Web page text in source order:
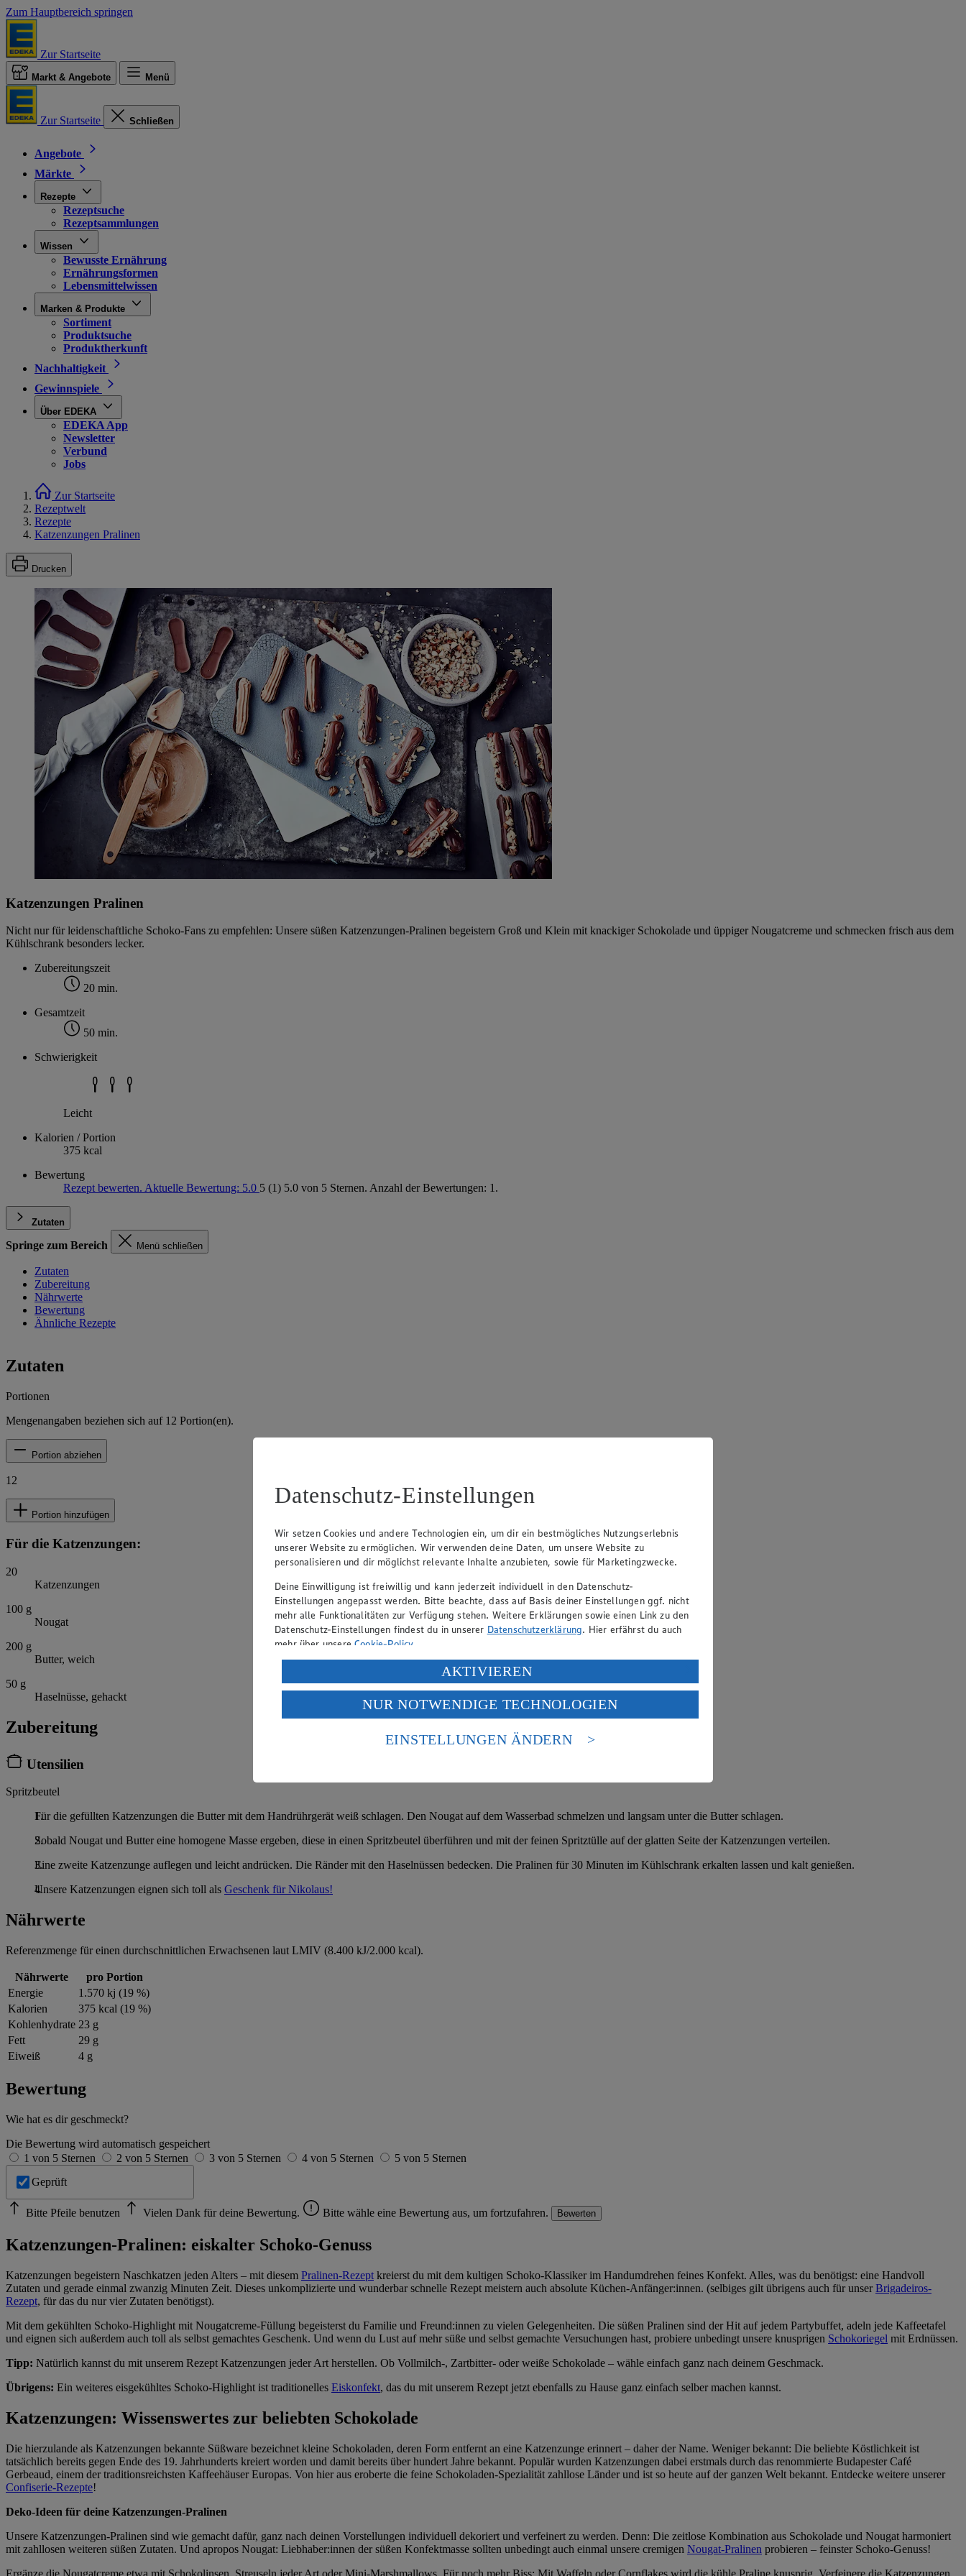
Zum Hauptbereich springen
Zur Startseite
Markt & Angebote Menü
Zur Startseite Schließen
Angebote
Märkte
Rezepte
Rezeptsuche
Rezeptsammlungen
Wissen
Bewusste Ernährung
Ernährungsformen
Lebensmittelwissen
Marken & Produkte
Sortiment
Produktsuche
Produktherkunft
Nachhaltigkeit
Gewinnspiele
Über EDEKA
EDEKA App
Newsletter
Verbund
Jobs
Zur Startseite
Rezeptwelt
Rezepte
Katzenzungen Pralinen
Drucken
Katzenzungen Pralinen
Nicht nur für leidenschaftliche Schoko-Fans zu empfehlen: Unsere süßen Katzenzungen-Pralinen begeistern Groß und Klein mit knackiger Schokolade und üppiger Nougatcreme und schmecken frisch aus dem
Kühlschrank besonders lecker.
Zubereitungszeit
20 min.
Gesamtzeit
50 min.
Schwierigkeit
Leicht
Kalorien / Portion
375 kcal
Bewertung
Rezept bewerten. Aktuelle Bewertung: 5.0 5 (1) 5.0 von 5 Sternen. Anzahl der Bewertungen: 1.
Zutaten
Springe zum Bereich Menü schließen
Zutaten
Zubereitung
Nährwerte
Bewertung
Ähnliche Rezepte
Zutaten
Portionen
Mengenangaben beziehen sich auf 12 Portion(en).
Portion abziehen
12
Portion hinzufügen
Für die Katzenzungen:
20
Katzenzungen
100 g
Nougat
200 g
Butter, weich
50 g
Haselnüsse, gehackt
Zubereitung
Utensilien
Spritzbeutel
Für die gefüllten Katzenzungen die Butter mit dem Handrührgerät weiß schlagen. Den Nougat auf dem Wasserbad schmelzen und langsam unter die Butter schlagen.
Sobald Nougat und Butter eine homogene Masse ergeben, diese in einen Spritzbeutel überführen und mit der feinen Spritztülle auf der glatten Seite der Katzenzungen verteilen.
Eine zweite Katzenzunge auflegen und leicht andrücken. Die Ränder mit den Haselnüssen bedecken. Die Pralinen für 30 Minuten im Kühlschrank erkalten lassen und kalt genießen.
Unsere Katzenzungen eignen sich toll als Geschenk für Nikolaus!
Nährwerte
Referenzmenge für einen durchschnittlichen Erwachsenen laut LMIV (8.400 kJ/2.000 kcal).
Nährwerte
pro Portion
Energie
1.570 kj (19 %)
Kalorien
375 kcal (19 %)
Kohlenhydrate 23 g
Fett
29 g
Eiweiß
4 g
Bewertung
Wie hat es dir geschmeckt?
Die Bewertung wird automatisch gespeichert
1 von 5 Sternen
2 von 5 Sternen 3 von 5 Sternen 4 von 5 Sternen
5 von 5 Sternen
Geprüft
Bitte Pfeile benutzen Vielen Dank für deine Bewertung. Bitte wähle eine Bewertung aus, um fortzufahren. Bewerten
Katzenzungen-Pralinen: eiskalter Schoko-Genuss
Katzenzungen begeistern Naschkatzen jeden Alters – mit diesem Pralinen-Rezept kreierst du mit dem kultigen Schoko-Klassiker im Handumdrehen feines Konfekt. Alles, was du benötigst: eine Handvoll
Zutaten und gerade einmal zwanzig Minuten Zeit. Dieses unkomplizierte und wunderbar schnelle Rezept meistern auch absolute Küchen-Anfänger:innen. (selbiges gilt übrigens auch für unserBrigadeiros-
Rezept, für das du nur vier Zutaten benötigst).
Mit dem gekühlten Schoko-Highlight mit Nougatcreme-Füllung begeisterst du Familie und Freund:innen zu vielen Gelegenheiten. Die süßen Pralinen sind der Hit auf jedem Partybuffet, adeln jede Kaffeetafel
und eignen sich außerdem auch toll als selbst gemachtes Geschenk. Und wenn du Lust auf mehr süße und selbst gemachte Versuchungen hast, probiere unbedingt unsere knusprigen Schokoriegel mit Erdnüssen.
Tipp: Natürlich kannst du mit unserem Rezept Katzenzungen jeder Art herstellen. Ob Vollmilch-, Zartbitter- oder weiße Schokolade – wähle einfach ganz nach deinem Geschmack.
Übrigens: Ein weiteres eisgekühltes Schoko-Highlight ist traditionelles Eiskonfekt, das du mit unserem Rezept jetzt ebenfalls zu Hause ganz einfach selber machen kannst.
Katzenzungen: Wissenswertes zur beliebten Schokolade
Die hierzulande als Katzenzungen bekannte Süßware bezeichnet kleine Schokoladen, deren Form entfernt an eine Katzenzunge erinnert – daher der Name. Weniger bekannt: Die beliebte Köstlichkeit ist
tatsächlich bereits gegen Ende des 19. Jahrhunderts kreiert worden und damit bereits über hundert Jahre bekannt. Populär wurden Katzenzungen dabei erstmals durch das renommierte Budapester Café
Gerbeaud, einem der traditionsreichsten Kaffeehäuser Europas. Von hier aus eroberte die feine Schokoladen-Spezialität zahllose Länder und ist so heute auf der ganzen Welt bekannt. Entdecke weitere unserer
Confiserie-Rezepte!
Deko-Ideen für deine Katzenzungen-Pralinen
Unsere Katzenzungen-Pralinen sind wie gemacht dafür, ganz nach deinen Vorstellungen individuell dekoriert und verfeinert zu werden. Denn: Die zeitlose Kombination aus Schokolade und Nougat harmoniert
mit zahllosen weiteren süßen Zutaten. Und apropos Nougat: Liebhaber:innen der süßen Konfektmasse sollten unbedingt auch einmal unsere cremigen Nougat-Pralinen probieren – feinster Schoko-Genuss!
Ergänze die Nougatcreme etwa mit Schokolinsen, Streuseln jeder Art oder Mini-Marshmallows. Für noch mehr Biss: Mit Waffeln oder Cornflakes wird die kühle Praline knusprig. Verfeinere die Katzenzungen
Datenschutz-Einstellungen
Wir setzen Cookies und andere Technologien ein, um dir ein bestmögliches Nutzungserlebnis
unserer Website zu ermöglichen. Wir verwenden deine Daten, um unsere Website zu
personalisieren und dir möglichst relevante Inhalte anzubieten, sowie für Marketingzwecke.
Deine Einwilligung ist freiwillig und kann jederzeit individuell in den Datenschutz-
Einstellungen angepasst werden. Bitte beachte, dass auf Basis deiner Einstellungen ggf. nicht
mehr alle Funktionalitäten zur Verfügung stehen. Weitere Erklärungen sowie einen Link zu den
Datenschutz-Einstellungen findest du in unserer Datenschutzerklärung. Hier erfährst du auch
mehr über unsereCookie-Policy.
Verarbeitung deiner personenbezogenen Daten in den USA durch Facebook und YouTube:
Wenn du auf „Aktivieren“ klickst, willigst du im Sinne des Art. 49 Abs. 1 Satz 1 lit. a) DSGVO
ein, dass deine Daten in den USA verarbeitet werden. Der EuGH sieht die USA als Land mit
einem nach europäischen Standards nicht angemessenen Datenschutzniveau an. Es besteht das
Risiko eines Zugriffs durch US-amerikanische Behörden.
AKTIVIEREN
NUR NOTWENDIGE TECHNOLOGIEN
EINSTELLUNGEN ÄNDERN